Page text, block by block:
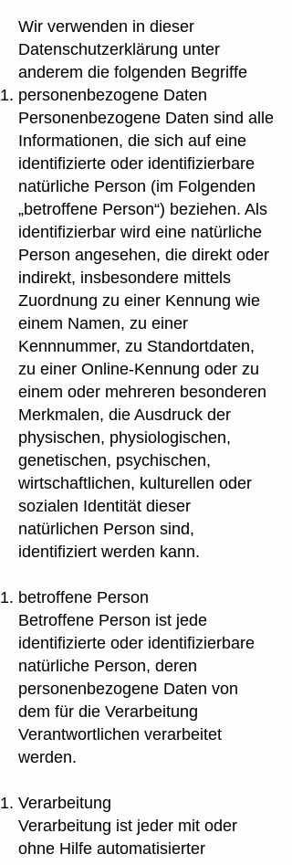
Wir verwenden in dieser
Datenschutzerklärung unter
anderem die folgenden Begriffe
personenbezogene Daten
Personenbezogene Daten sind alle
Informationen, die sich auf eine
identifizierte oder identifizierbare
natürliche Person (im Folgenden
„betroffene Person“) beziehen. Als
identifizierbar wird eine natürliche
Person angesehen, die direkt oder
indirekt, insbesondere mittels
Zuordnung zu einer Kennung wie
einem Namen, zu einer
Kennnummer, zu Standortdaten,
zu einer Online-Kennung oder zu
einem oder mehreren besonderen
Merkmalen, die Ausdruck der
physischen, physiologischen,
genetischen, psychischen,
wirtschaftlichen, kulturellen oder
sozialen Identität dieser
natürlichen Person sind,
identifiziert werden kann.
betroffene Person
Betroffene Person ist jede
identifizierte oder identifizierbare
natürliche Person, deren
personenbezogene Daten von
dem für die Verarbeitung
Verantwortlichen verarbeitet
werden.
Verarbeitung
Verarbeitung ist jeder mit oder
ohne Hilfe automatisierter